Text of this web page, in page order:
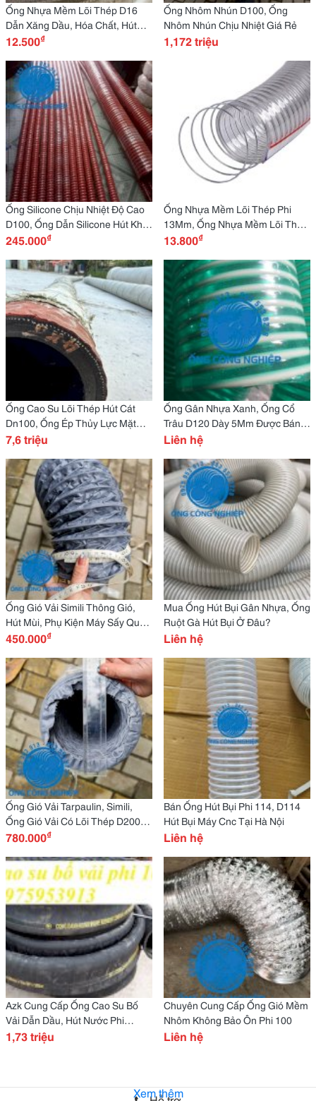
Ống Nhựa Mềm Lõi Thép D16
Dẫn Xăng Dầu, Hóa Chất, Hút
Chân Không...
12.500₫
Ống Nhôm Nhún D100, Ống
Nhôm Nhún Chịu Nhiệt Giá Rẻ
1,172 triệu
Ống Silicone Chịu Nhiệt Độ Cao
D100, Ống Dẫn Silicone Hút Khí
Nóng Phi 100Mm
245.000₫
Ống Nhựa Mềm Lõi Thép Phi
13Mm, Ống Nhựa Mềm Lõi Thép
Dẫn Xăng Dầu, Hóa Chất
13.800₫
Ống Cao Su Lõi Thép Hút Cát
Dn100, Ống Ép Thủy Lực Mặt
Bích Hai Đầu, Cây Dài 6M
7,6 triệu
Ống Gân Nhựa Xanh, Ống Cổ
Trâu D120 Dày 5Mm Được Bán
Tại Đây
Liên hệ
Ống Gió Vải Simili Thông Gió,
Hút Mùi, Phụ Kiện Máy Sấy Quần
Áo
450.000₫
Mua Ống Hút Bụi Gân Nhựa, Ống
Ruột Gà Hút Bụi Ở Đâu?
Liên hệ
Ống Gió Vải Tarpaulin, Simili,
Ống Gió Vải Có Lõi Thép D200,
D250, D300 Giá Tốt Toàn Quốc
780.000₫
Bán Ống Hút Bụi Phi 114, D114
Hút Bụi Máy Cnc Tại Hà Nội
Liên hệ
Azk Cung Cấp Ống Cao Su Bố
Vải Dẫn Dầu, Hút Nước Phi
50,60,100...Hàng Có Sẵn
1,73 triệu
Chuyên Cung Cấp Ống Gió Mềm
Nhôm Không Bảo Ôn Phi 100
Liên hệ
Xem thêm